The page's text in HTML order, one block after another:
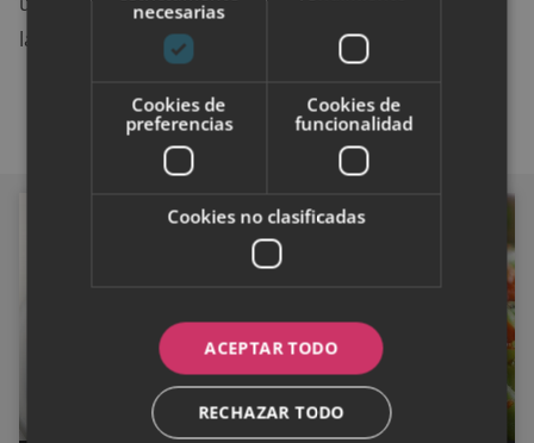
la mejora de la salud de los huesos en general.
necesarias
Cookies de
preferencias
Cookies de
funcionalidad
Cookies no clasificadas
ACEPTAR TODO
RECHAZAR TODO